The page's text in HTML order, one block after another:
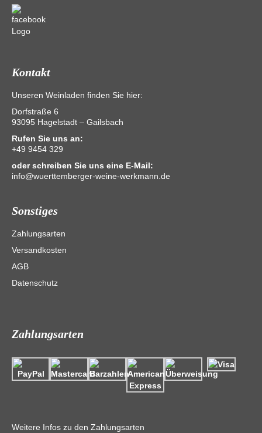
Kontakt
Unseren Weinladen finden Sie hier:
Dorfstraße 6
93095 Hagelstadt – Gailsbach
Rufen Sie uns an:
+49 9454 329
oder schreiben Sie uns eine E-Mail:
info@wuerttemberger-weine-werkmann.de
Sonstiges
Zahlungsarten
Versandkosten
AGB
Datenschutz
Zahlungsarten
Weitere Infos zu den Zahlungsarten